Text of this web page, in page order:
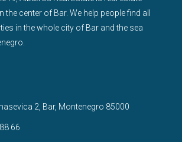
the center of Bar. We help people find all
in the whole city of Bar and the sea
2, Bar, Montenegro 85000
66